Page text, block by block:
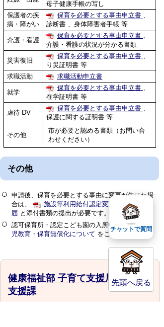
母子健康手帳の写し
保護者の疾
病・障がい
保育を必要とする事由申立書 、
診断書 、身体障害者手帳 等
介護・看護
保育を必要とする事由申立書 、
介護・看護の状況が分かる書類
災害復旧
保育を必要とする事由申立書 、
り災証明書 等
求職活動
求職活動申立書
就学
保育を必要とする事由申立書 、
在学証明書 等
虐待 DV
保育を必要とする事由申立書 、
保護に関する証明書 等
その他
市が必要と認める書類（お問い合
わせください）
その他
申請後、保育を必要とする事由に変更が生じた場
合は、
施設等利用給付認定変更申請書・変更
届 と添付書類の提出が必要です。
認可保育所・認定こども園の入所申し込みは幼
児教育・保育無償化について をご覧ください。
健康福祉部 子育て支援局 こども
支援課
先頭へ戻る
チャットで質問